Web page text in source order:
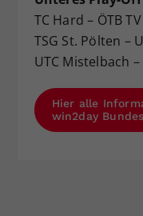
TC Hard – ÖTB
TSG St. Pölten –
UTC Mistelbach
Hier alle
win2day